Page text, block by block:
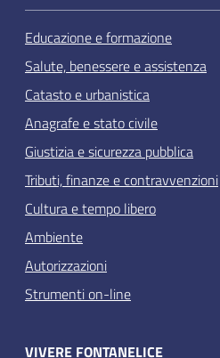
Educazione e formazione
Salute, benessere e assistenza
Catasto e urbanistica
Anagrafe e stato civile
Giustizia e sicurezza pubblica
Tributi, finanze e contravvenzioni
Cultura e tempo libero
Ambiente
Autorizzazioni
Strumenti on-line
VIVERE FONTANELICE